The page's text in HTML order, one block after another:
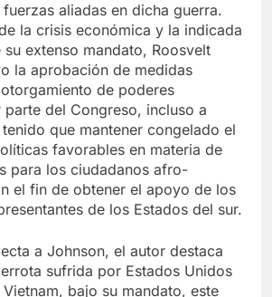
aliadas en dicha guerra.
la crisis económica y la indicada
extenso mandato, Roosvelt
la aprobación de medidas
de poderes
del Congreso, incluso a
que mantener congelado el
favorables en materia de
para los ciudadanos afro-
el fin de obtener el apoyo de los
de los Estados del sur.
a Johnson, el autor destaca
sufrida por Estados Unidos
bajo su mandato, este